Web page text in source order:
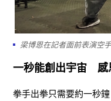
梁博恩在記者面前表演空
一秒能創出宇宙 感
拳手出拳只需要約一秒